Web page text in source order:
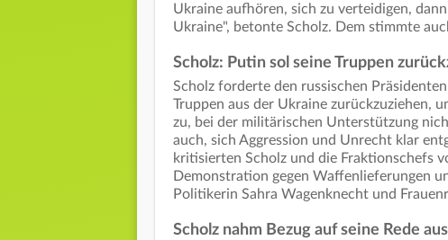
Ukraine aufhören, sich zu verteidigen,
Ukraine", betonte Scholz. Dem stimmte
Scholz: Putin sol seine Truppen
Scholz forderte den russischen
Truppen aus der Ukraine zurückzuziehen,
zu, bei der militärischen Unterstützung
auch, sich Aggression und Unrecht klar
kritisierten Scholz und die Fraktionschefs
Demonstration gegen Waffenlieferungen
Politikerin Sahra Wagenknecht und
Scholz nahm Bezug auf seine Rede